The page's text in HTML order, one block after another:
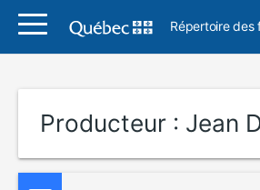
Répertoire des
Producteur : Jean